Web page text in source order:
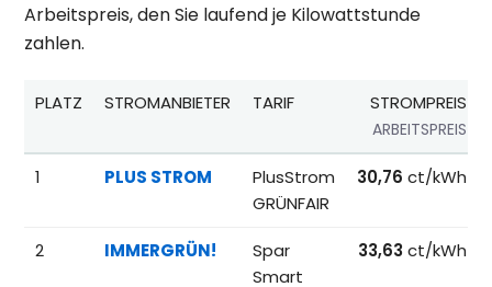
Arbeitspreis, den Sie laufend je Kilowattstunde
zahlen.
Beliebteste Tarife beim Anbieterwechsel;
PLATZ STROMANBIETER TARIF STROMPREIS
ARBEITSPREIS
1 PLUS STROM
PlusStrom
GRÜNFAIR
30,76 ct/kWh
2 IMMERGRÜN!
Spar
Smart
33,63 ct/kWh